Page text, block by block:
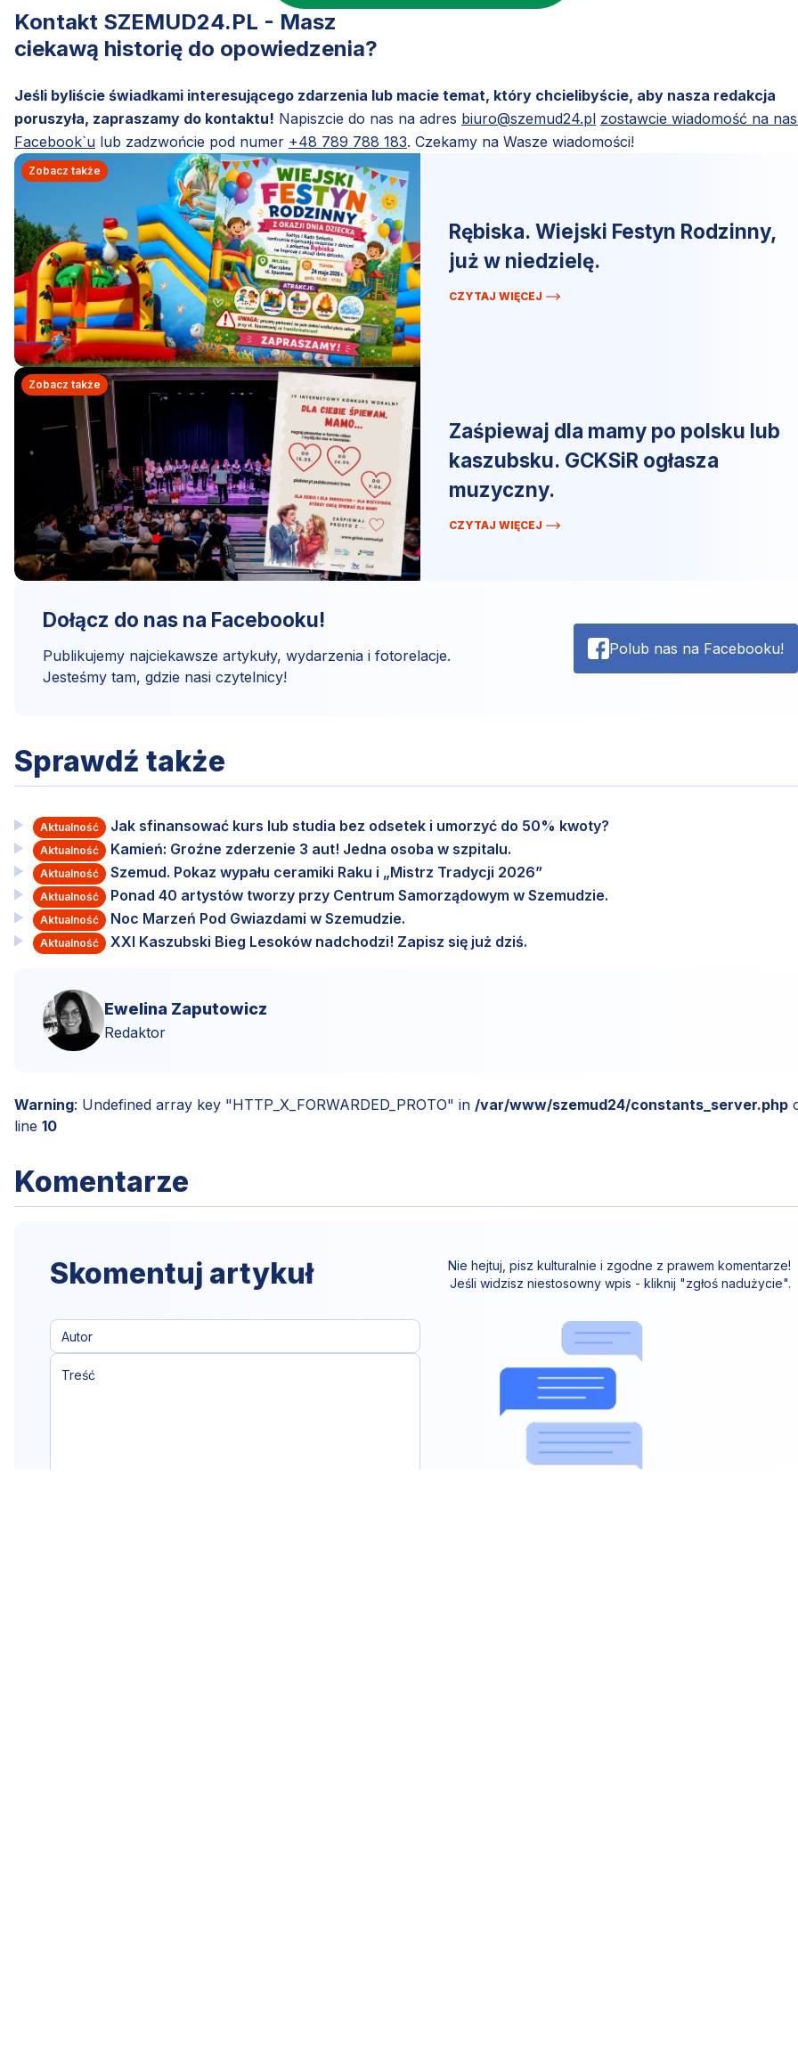
Kontakt SZEMUD24.PL - Masz
ciekawą historię do opowiedzenia?
Jeśli byliście świadkami interesującego zdarzenia lub macie temat, który chcielibyście, aby nasza redakcja
poruszyła, zapraszamy do kontaktu! Napiszcie do nas na adres biuro@szemud24.pl zostawcie wiadomość na
Facebook`u lub zadzwońcie pod numer +48 789 788 183. Czekamy na Wasze wiadomości!
Zobacz także
Rębiska. Wiejski Festyn Rodzinny,
już w niedzielę.
CZYTAJ WIĘCEJ
Zobacz także
Zaśpiewaj dla mamy po polsku lub
kaszubsku. GCKSiR ogłasza
muzyczny.
CZYTAJ WIĘCEJ
Dołącz do nas na Facebooku!
Publikujemy najciekawsze artykuły, wydarzenia i fotorelacje.
Jesteśmy tam, gdzie nasi czytelnicy!
Polub nas na Facebooku!
Sprawdź także
Aktualność Jak sfinansować kurs lub studia bez odsetek i umorzyć do 50% kwoty?
Aktualność Kamień: Groźne zderzenie 3 aut! Jedna osoba w szpitalu.
Aktualność Szemud. Pokaz wypału ceramiki Raku i „Mistrz Tradycji 2026”
Aktualność Ponad 40 artystów tworzy przy Centrum Samorządowym w Szemudzie.
Aktualność Noc Marzeń Pod Gwiazdami w Szemudzie.
Aktualność XXI Kaszubski Bieg Lesoków nadchodzi! Zapisz się już dziś.
Ewelina Zaputowicz
Redaktor
Warning: Undefined array key "HTTP_X_FORWARDED_PROTO" in /var/www/szemud24/constants_server.php
line 10
Komentarze
Skomentuj artykuł
Nie hejtuj, pisz kulturalnie i zgodne z prawem komentarze!
Jeśli widzisz niestosowny wpis - kliknij "zgłoś nadużycie".